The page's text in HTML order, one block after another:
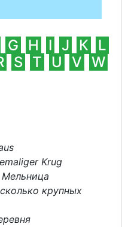
G H I J К
L
S T U V W
Krug
Мельница
крупных